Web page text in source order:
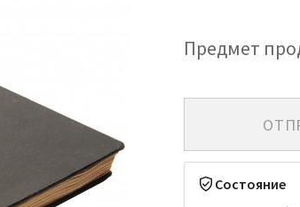
Предмет
Состояние